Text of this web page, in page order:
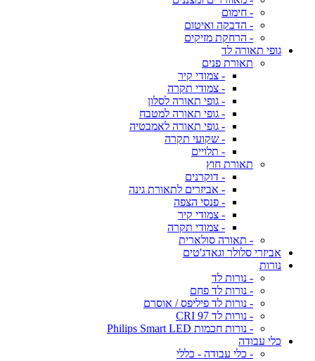
- חימום
- הדבקה ואיטום
- הרחקת מזיקים
גופי תאורה לד
תאורת פנים
- צמודי קיר
- צמודי תקרה
- גופי תאורה לסלון
- גופי תאורה למטבח
- גופי תאורה לאמבטיה
- שקועי תקרה
- תלויים
תאורת חוץ
- דוקרנים
- אביזרים לתאורת גינה
- פנסי הצפה
- צמודי קיר
- צמודי תקרה
- תאורה סולארית
אביזרי סלולר וגאדג'טים
נורות
- נורות לד
- נורות לד פחם
- נורות לד פיליפס / אוסרם
- נורות לד CRI 97
- נורות חכמות Philips Smart LED
כלי עבודה
- כלי עבודה - כללי